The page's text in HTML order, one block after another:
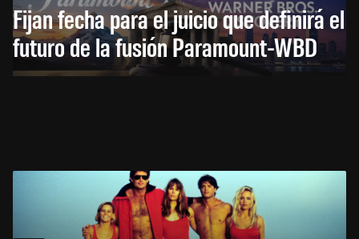
Fijan fecha para el juicio que definirá el
futuro de la fusión Paramount-WBD